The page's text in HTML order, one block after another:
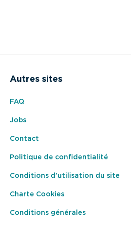
Autres sites
FAQ
Jobs
Contact
Politique de confidentialité
Conditions d’utilisation du site
Charte Cookies
Conditions générales